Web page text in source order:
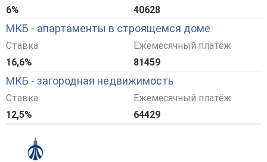
6%
40628
МКБ - апартаменты в строящемся доме
Ставка
16,6%
Ежемесячный платёж
81459
МКБ - загородная недвижимость
Ставка
12,5%
Ежемесячный платёж
64429